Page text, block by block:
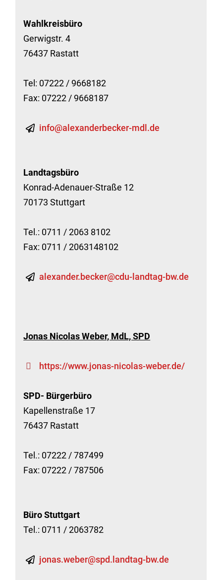
Wahlkreisbüro
Gerwigstr. 4
76437 Rastatt
Tel: 07222 / 9668182
Fax: 07222 / 9668187
info@alexanderbecker-mdl.de
Landtagsbüro
Konrad-Adenauer-Straße 12
70173 Stuttgart
Tel.: 0711 / 2063 8102
Fax: 0711 / 2063148102
alexander.becker@cdu-landtag-bw.de
Jonas Nicolas Weber, MdL, SPD
https://www.jonas-nicolas-weber.de/
SPD- Bürgerbüro
Kapellenstraße 17
76437 Rastatt
Tel.: 07222 / 787499
Fax: 07222 / 787506
Büro Stuttgart
Tel.: 0711 / 2063782
jonas.weber@spd.landtag-bw.de